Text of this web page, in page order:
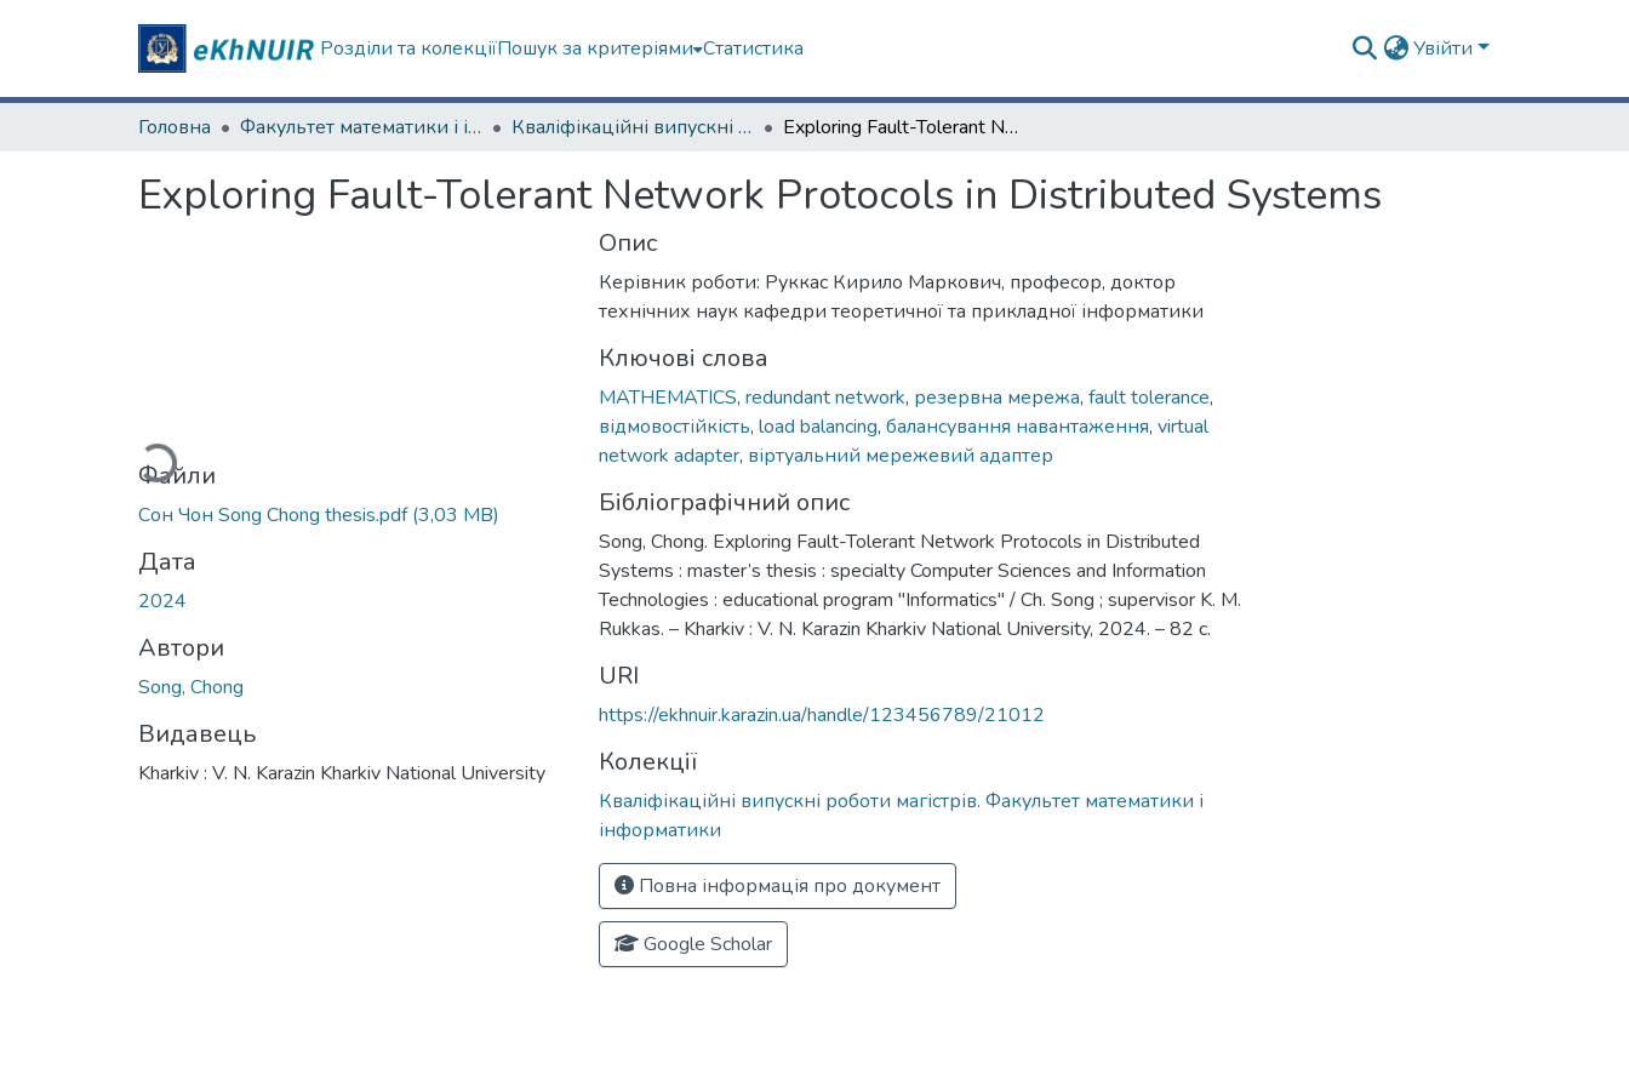
Розділи та колекціїПошук за критеріями Статистика Увійти
Головна Факультет математики і інформатики Кваліфікаційні випускні роботи магістрів. Факультет математики і інформатики Exploring Fault-Tolerant Network Protocols in Distributed Systems
Exploring Fault-Tolerant Network Protocols in Distributed Systems
Вантажиться...
Файли
Сон Чон Song Chong thesis.pdf(3,03 MB)
Дата
2024
Автори
Song, Chong
Видавець
Kharkiv : V. N. Karazin Kharkiv National University
Опис
Керівник роботи: Руккас Кирило Маркович, професор, доктор
технічних наук кафедри теоретичної та прикладної інформатики
Ключові слова
MATHEMATICS, redundant network, резервна мережа, fault tolerance,
відмовостійкість, load balancing, балансування навантаження, virtual
network adapter, віртуальний мережевий адаптер
Бібліографічний опис
Song, Chong. Exploring Fault-Tolerant Network Protocols in Distributed
Systems : master’s thesis : specialty Computer Sciences and Information
Technologies : educational program "Informatics" / Ch. Song ; supervisor K. М.
Rukkas. – Kharkiv : V. N. Karazin Kharkiv National University, 2024. – 82 с.
URI
https://ekhnuir.karazin.ua/handle/123456789/21012
Колекції
Кваліфікаційні випускні роботи магістрів. Факультет математики і
інформатики
Повна інформація про документ
Google Scholar